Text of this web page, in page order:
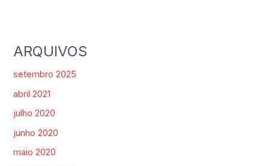
ARQUIVOS
setembro 2025
abril 2021
julho 2020
junho 2020
maio 2020